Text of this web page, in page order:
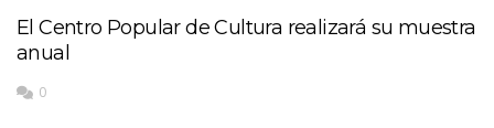
El Centro Popular de Cultura realizará su muestra
anual
0